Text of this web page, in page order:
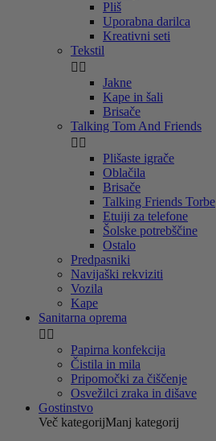
Pliš
Uporabna darilca
Kreativni seti
Tekstil
 
Jakne
Kape in šali
Brisače
Talking Tom And Friends
 
Plišaste igrače
Oblačila
Brisače
Talking Friends Torbe
Etuiji za telefone
Šolske potrebščine
Ostalo
Predpasniki
Navijaški rekviziti
Vozila
Kape
Sanitarna oprema
 
Papirna konfekcija
Čistila in mila
Pripomočki za čiščenje
Osvežilci zraka in dišave
Gostinstvo
Več kategorijManj kategorij